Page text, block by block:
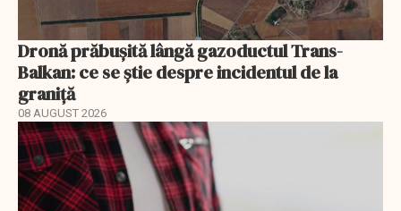
Dronă prăbușită lângă gazoductul Trans-
Balkan: ce se știe despre incidentul de la
graniță
08 AUGUST 2026